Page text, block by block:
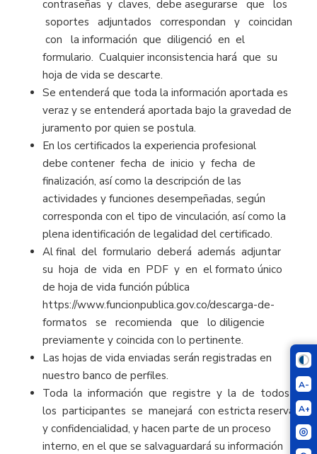
A-
A+
contraseñas y claves, debe asegurarse que los
soportes adjuntados correspondan y coincidan
con la información que diligenció en el
formulario. Cualquier inconsistencia hará que su
hoja de vida se descarte.
Se entenderá que toda la información aportada es
veraz y se entenderá aportada bajo la gravedad de
juramento por quien se postula.
En los certificados la experiencia profesional
debe contener fecha de inicio y fecha de
finalización, así como la descripción de las
actividades y funciones desempeñadas, según
corresponda con el tipo de vinculación, así como la
plena identificación de legalidad del certificado.
Al final del formulario deberá además adjuntar
su hoja de vida en PDF y en el formato único
de hoja de vida función pública
https://www.funcionpublica.gov.co/descarga-de-
formatos se recomienda que lo diligencie
previamente y coincida con lo pertinente.
Las hojas de vida enviadas serán registradas en
nuestro banco de perfiles.
Toda la información que registre y la de todos
los participantes se manejará con estricta reserva
y confidencialidad, y hacen parte de un proceso
interno, en el que se salvaguardará su información